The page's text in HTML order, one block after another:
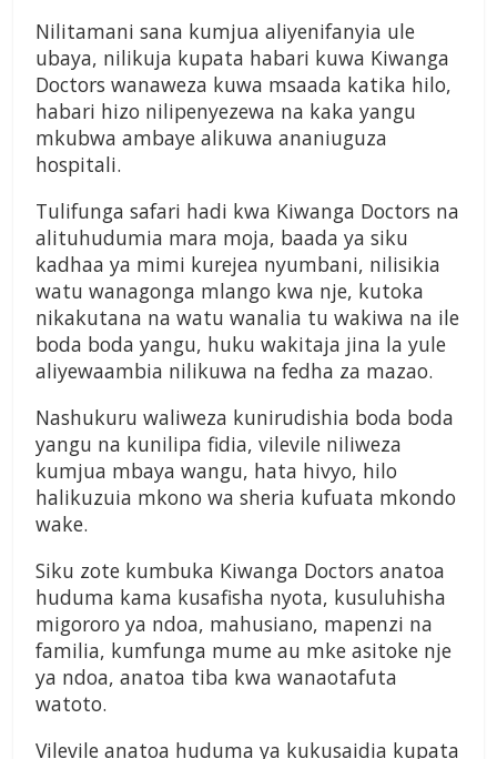
Nilitamani sana kumjua aliyenifanyia ule
ubaya, nilikuja kupata habari kuwa Kiwanga
Doctors wanaweza kuwa msaada katika hilo,
habari hizo nilipenyezewa na kaka yangu
mkubwa ambaye alikuwa ananiuguza
hospitali.
Tulifunga safari hadi kwa Kiwanga Doctors na
alituhudumia mara moja, baada ya siku
kadhaa ya mimi kurejea nyumbani, nilisikia
watu wanagonga mlango kwa nje, kutoka
nikakutana na watu wanalia tu wakiwa na ile
boda boda yangu, huku wakitaja jina la yule
aliyewaambia nilikuwa na fedha za mazao.
Nashukuru waliweza kunirudishia boda boda
yangu na kunilipa fidia, vilevile niliweza
kumjua mbaya wangu, hata hivyo, hilo
halikuzuia mkono wa sheria kufuata mkondo
wake.
Siku zote kumbuka Kiwanga Doctors anatoa
huduma kama kusafisha nyota, kusuluhisha
migororo ya ndoa, mahusiano, mapenzi na
familia, kumfunga mume au mke asitoke nje
ya ndoa, anatoa tiba kwa wanaotafuta
watoto.
Vilevile anatoa huduma ya kukusaidia kupata